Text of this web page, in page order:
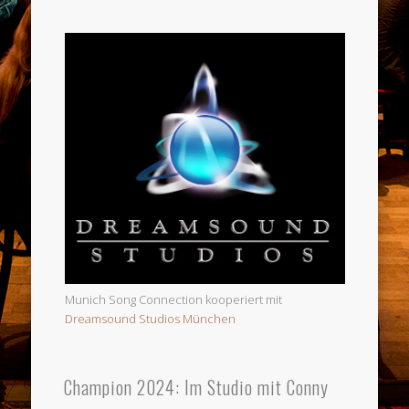
Munich Song Connection kooperiert mit
Dreamsound Studios München
Champion 2024: Im Studio mit Conny